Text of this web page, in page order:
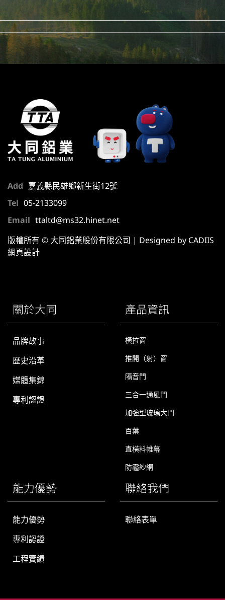
Add
嘉義縣民雄鄉新生街12號
Tel
05-2133099
Email
ttaltd@ms32.hinet.net
版權所有 © 大同鋁業股份有限公司 | Designed by CADIIS
網頁設計
關於大同
品牌故事
歷史沿革
媒體集錦
專利認證
產品資訊
橫拉窗
推開（射）窗
隔音門
三合一通風門
加強型玻璃大門
百葉
直橫料帷幕
防霾紗網
能力優勢
能力優勢
專利認證
工程實績
聯絡我們
聯絡表單